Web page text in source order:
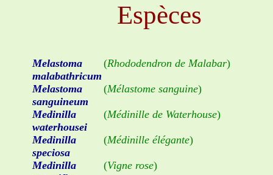
Espèces
(Rhododendron de Malabar)
Melastoma
malabathricum
(Mélastome sanguine)
Melastoma
sanguineum
(Médinille de Waterhouse)
Medinilla
waterhousei
(Médinille élégante)
Medinilla
speciosa
(Vigne rose)
Medinilla